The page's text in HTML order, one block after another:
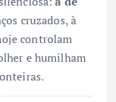
cruzados, à
controlam
e humilham